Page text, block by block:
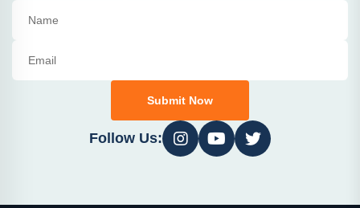
Submit Now
Follow Us: